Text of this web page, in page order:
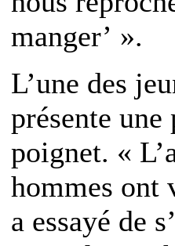
manger’ ».
L’une des
présente
poignet. «
hommes ont
a essayé de